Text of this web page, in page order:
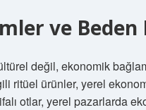
ve
değil, ekonomik
ritüel ürünler, yerel
otlar, yerel pazarlarda